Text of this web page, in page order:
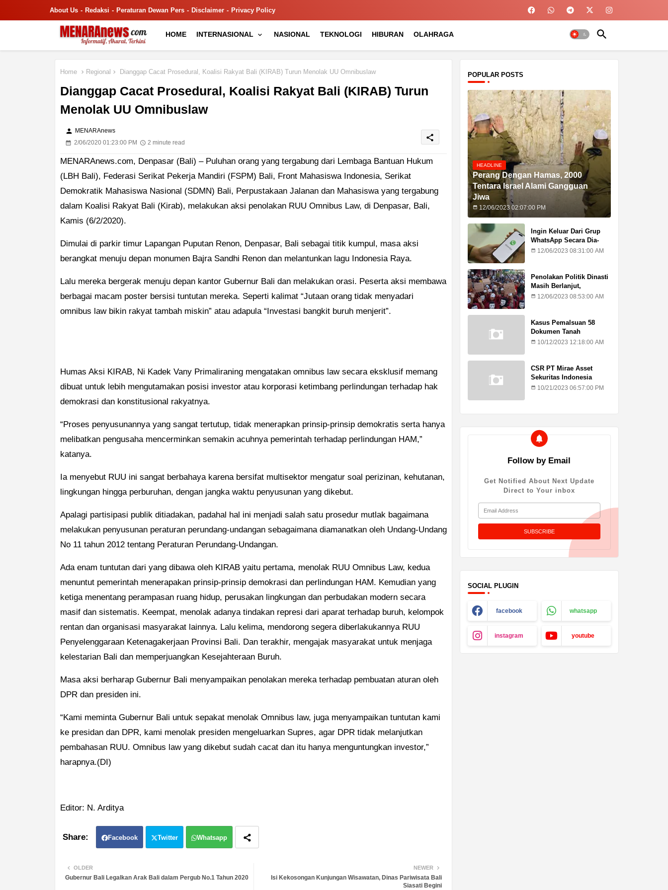
About Us Redaksi Peraturan Dewan Pers Disclaimer Privacy Policy
HOME INTERNASIONAL NASIONAL TEKNOLOGI HIBURAN OLAHRAGA
Home Regional Dianggap Cacat Prosedural, Koalisi Rakyat Bali (KIRAB) Turun Menolak UU Omnibuslaw
Dianggap Cacat Prosedural, Koalisi Rakyat Bali (KIRAB) Turun
Menolak UU Omnibuslaw
person MENARAnews
2/06/2020 01:23:00 PM
2 minute read
share
MENARAnews.com, Denpasar (Bali) – Puluhan orang yang tergabung dari Lembaga Bantuan Hukum
(LBH Bali), Federasi Serikat Pekerja Mandiri (FSPM) Bali, Front Mahasiswa Indonesia, Serikat
Demokratik Mahasiswa Nasional (SDMN) Bali, Perpustakaan Jalanan dan Mahasiswa yang tergabung
dalam Koalisi Rakyat Bali (Kirab), melakukan aksi penolakan RUU Omnibus Law, di Denpasar, Bali,
Kamis (6/2/2020).
Dimulai di parkir timur Lapangan Puputan Renon, Denpasar, Bali sebagai titik kumpul, masa aksi
berangkat menuju depan monumen Bajra Sandhi Renon dan melantunkan lagu Indonesia Raya.
Lalu mereka bergerak menuju depan kantor Gubernur Bali dan melakukan orasi. Peserta aksi membawa
berbagai macam poster bersisi tuntutan mereka. Seperti kalimat “Jutaan orang tidak menyadari
omnibus law bikin rakyat tambah miskin” atau adapula “Investasi bangkit buruh menjerit”.
Humas Aksi KIRAB, Ni Kadek Vany Primaliraning mengatakan omnibus law secara eksklusif memang
dibuat untuk lebih mengutamakan posisi investor atau korporasi ketimbang perlindungan terhadap hak
demokrasi dan konstitusional rakyatnya.
“Proses penyusunannya yang sangat tertutup, tidak menerapkan prinsip-prinsip demokratis serta hanya
melibatkan pengusaha mencerminkan semakin acuhnya pemerintah terhadap perlindungan HAM,”
katanya.
Ia menyebut RUU ini sangat berbahaya karena bersifat multisektor mengatur soal perizinan, kehutanan,
lingkungan hingga perburuhan, dengan jangka waktu penyusunan yang dikebut.
Apalagi partisipasi publik ditiadakan, padahal hal ini menjadi salah satu prosedur mutlak bagaimana
melakukan penyusunan peraturan perundang-undangan sebagaimana diamanatkan oleh Undang-Undang
No 11 tahun 2012 tentang Peraturan Perundang-Undangan.
Ada enam tuntutan dari yang dibawa oleh KIRAB yaitu pertama, menolak RUU Omnibus Law, kedua
menuntut pemerintah menerapakan prinsip-prinsip demokrasi dan perlindungan HAM. Kemudian yang
ketiga menentang perampasan ruang hidup, perusakan lingkungan dan perbudakan modern secara
masif dan sistematis. Keempat, menolak adanya tindakan represi dari aparat terhadap buruh, kelompok
rentan dan organisasi masyarakat lainnya. Lalu kelima, mendorong segera diberlakukannya RUU
Penyelenggaraan Ketenagakerjaan Provinsi Bali. Dan terakhir, mengajak masyarakat untuk menjaga
kelestarian Bali dan memperjuangkan Kesejahteraan Buruh.
Masa aksi berharap Gubernur Bali menyampaikan penolakan mereka terhadap pembuatan aturan oleh
DPR dan presiden ini.
“Kami meminta Gubernur Bali untuk sepakat menolak Omnibus law, juga menyampaikan tuntutan kami
ke presidan dan DPR, kami menolak presiden mengeluarkan Supres, agar DPR tidak melanjutkan
pembahasan RUU. Omnibus law yang dikebut sudah cacat dan itu hanya menguntungkan investor,”
harapnya.(DI)
Editor: N. Arditya
Facebook Twitter Whatsapp
NEWER
Isi Kekosongan Kunjungan Wisawatan, Dinas Pariwisata Bali
Siasati Begini
OLDER
Gubernur Bali Legalkan Arak Bali dalam Pergub No.1 Tahun 2020
POPULAR POSTS
HEADLINE
Perang Dengan Hamas, 2000
Tentara Israel Alami Gangguan
Jiwa
12/06/2023 02:07:00 PM
Ingin Keluar Dari Grup
WhatsApp Secara Dia-
Diam? Ini Caranya
12/06/2023 08:31:00 AM
Penolakan Politik Dinasti
Masih Berlanjut,
Mahasiswa Kritik Putusan
12/06/2023 08:53:00 AM
Kasus Pemalsuan 58
Dokumen Tanah
Kadilangu, Ahli Waris :
10/12/2023 12:18:00 AM
CSR PT Mirae Asset
Sekuritas Indonesia
Sasar Warga Rentan
10/21/2023 06:57:00 PM
Follow by Email
Get Notified About Next Update
Direct to Your inbox
SOCIAL PLUGIN
facebook whatsapp
instagram youtube